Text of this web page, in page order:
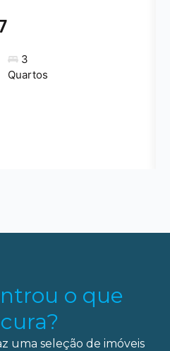
3
Quartos
o que
uma seleção de imóveis